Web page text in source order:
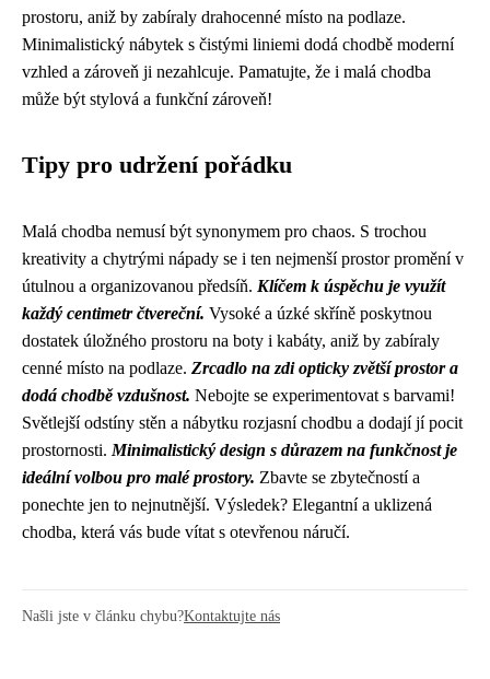
prostoru, aniž by zabíraly drahocenné místo na podlaze.
Minimalistický nábytek s čistými liniemi dodá chodbě moderní
vzhled a zároveň ji nezahlcuje. Pamatujte, že i malá chodba
může být stylová a funkční zároveň!
Tipy pro udržení pořádku
Malá chodba nemusí být synonymem pro chaos. S trochou
kreativity a chytrými nápady se i ten nejmenší prostor promění v
útulnou a organizovanou předsíň. Klíčem k úspěchu je využít
každý centimetr čtvereční. Vysoké a úzké skříně poskytnou
dostatek úložného prostoru na boty i kabáty, aniž by zabíraly
cenné místo na podlaze. Zrcadlo na zdi opticky zvětší prostor a
dodá chodbě vzdušnost. Nebojte se experimentovat s barvami!
Světlejší odstíny stěn a nábytku rozjasní chodbu a dodají jí pocit
prostornosti. Minimalistický design s důrazem na funkčnost je
ideální volbou pro malé prostory. Zbavte se zbytečností a
ponechte jen to nejnutnější. Výsledek? Elegantní a uklizená
chodba, která vás bude vítat s otevřenou náručí.
Našli jste v článku chybu?Kontaktujte nás